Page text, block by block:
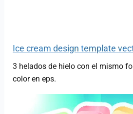
Ice cream design template
3 helados de hielo con el mismo
color en eps.